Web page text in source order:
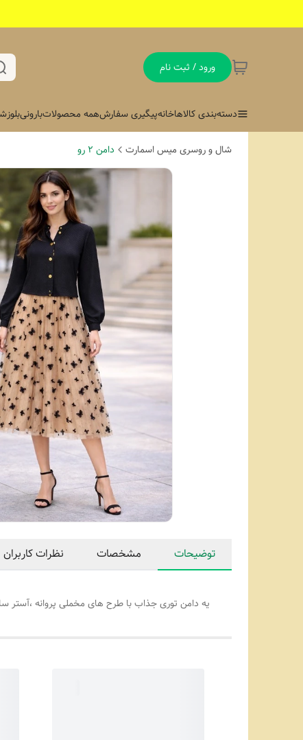
ورود / ثبت نام
دسته‌بندی کالاهاخانهپیگیری سفارشهمه محصولاتبارونیبلوز
شال و روسری میس اسمارت دامن ۲ رو
توضیحات مشخصات نظرات کاربران
یه دامن توری جذاب با طرح های مخملی پروانه ،آستر ساتن داره و اصلاً دید نداره 👌😍 وارداتیه ،و از